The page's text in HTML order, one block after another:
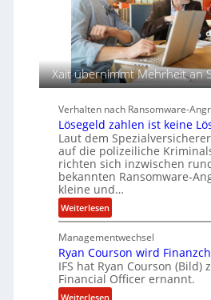
n
s
a
u
f
d
e
p
u
r
e
c
h
A
g
e
c
y
a
r
b
e
i
t
e
n
z
u
Xait übernimmt Mehrheit an
Verhalten nach Ransomware-
Lösegeld zahlen ist keine
Laut dem
auf die polizeiliche
richten sich inzwischen
bekannten Ransomware-
kleine und…
Weiterlesen:
L
ö
s
e
g
Managementwechsel
Ryan Courson wird
IFS hat Ryan Courson (Bild)
Financial Officer ernannt.
Weiterlesen: